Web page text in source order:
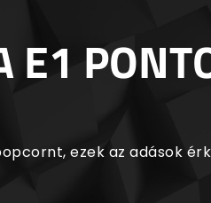
E1
ezek az adások